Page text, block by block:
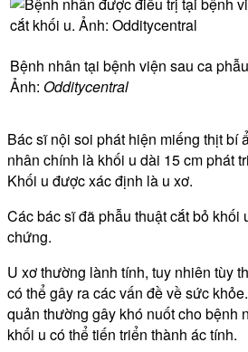
Bệnh nhân tại bệnh viện sau ca
Ảnh: Odditycentral
Bác sĩ nội soi phát hiện miếng thịt bí
nhân chính là khối u dài 15 cm phát
Khối u được xác định là u xơ.
Các bác sĩ đã phẫu thuật cắt bỏ khối
chứng.
U xơ thường lành tính, tuy nhiên tùy
có thể gây ra các vấn đề về sức
quản thường gây khó nuốt cho bệnh
khối u có thể tiến triển thành ác tính.